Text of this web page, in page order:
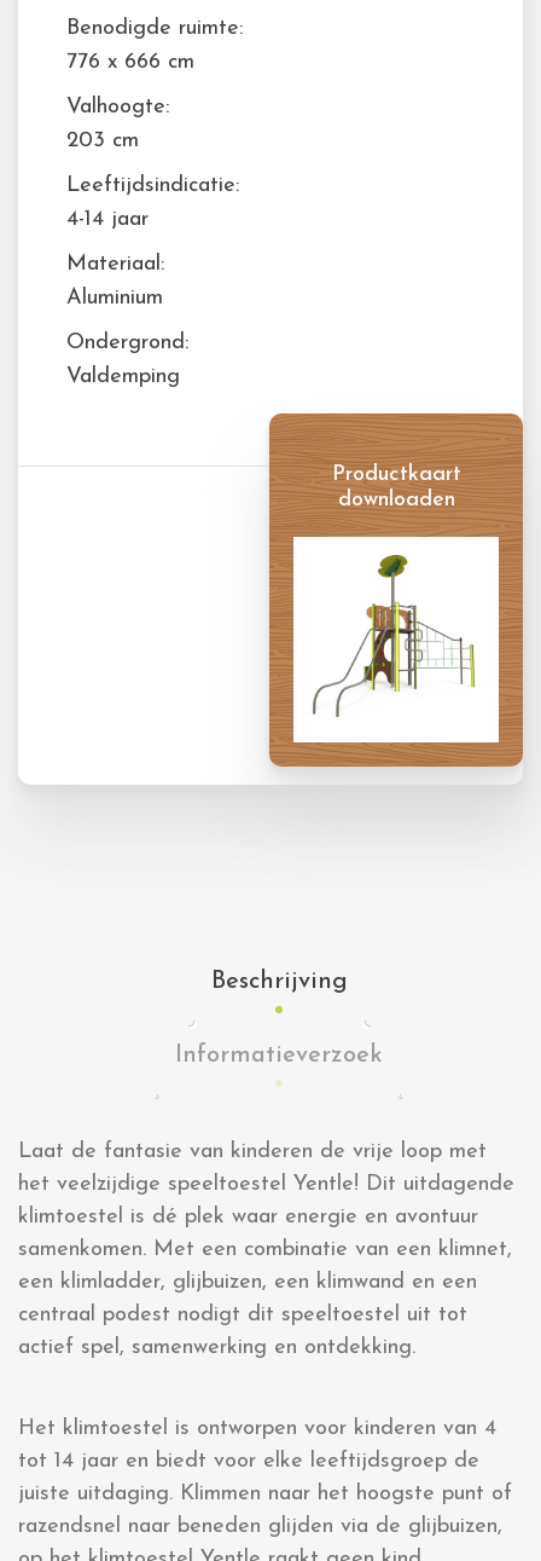
Benodigde ruimte:
776 x 666 cm
Valhoogte:
203 cm
Leeftijdsindicatie:
4-14 jaar
Materiaal:
Aluminium
Ondergrond:
Valdemping
Productkaart
downloaden
Beschrijving
Informatieverzoek
Laat de fantasie van kinderen de vrije loop met
het veelzijdige speeltoestel Yentle! Dit uitdagende
klimtoestel is dé plek waar energie en avontuur
samenkomen. Met een combinatie van een klimnet,
een klimladder, glijbuizen, een klimwand en een
centraal podest nodigt dit speeltoestel uit tot
actief spel, samenwerking en ontdekking.
Het klimtoestel is ontworpen voor kinderen van 4
tot 14 jaar en biedt voor elke leeftijdsgroep de
juiste uitdaging. Klimmen naar het hoogste punt of
razendsnel naar beneden glijden via de glijbuizen,